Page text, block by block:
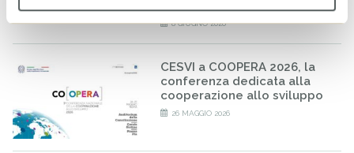
8 GIUGNO 2026
CESVI a COOPERA 2026, la
conferenza dedicata alla
cooperazione allo sviluppo
26 MAGGIO 2026